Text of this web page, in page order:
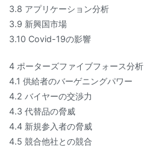
3.8 アプリケーション分析
3.9 新興国市場
3.10 Covid-19の影響
4 ポーターズファイブフォース分析
4.1 供給者のバーゲニングパワー
4.2 バイヤーの交渉力
4.3 代替品の脅威
4.4 新規参入者の脅威
4.5 競合他社との競合